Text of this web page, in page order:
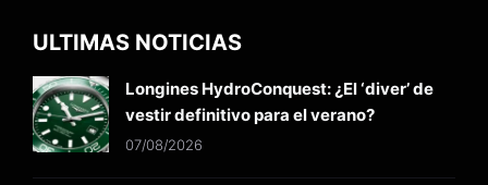
ULTIMAS NOTICIAS
Longines HydroConquest: ¿El ‘diver’ de
vestir definitivo para el verano?
07/08/2026